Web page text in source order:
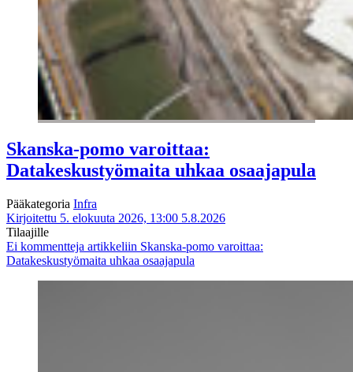
Skanska-pomo varoittaa:
Datakeskustyömaita uhkaa osaajapula
Pääkategoria Infra
Kirjoitettu 5. elokuuta 2026, 13:00 5.8.2026
Tilaajille
Ei kommentteja artikkeliin Skanska-pomo varoittaa:
Datakeskustyömaita uhkaa osaajapula